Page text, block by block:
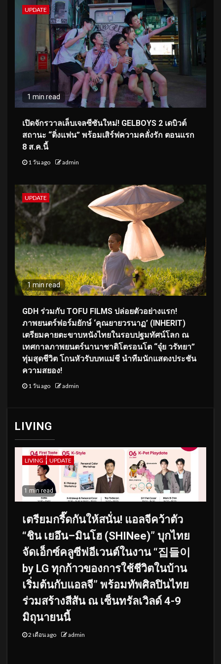
UPDATE
1 min read
เปิดจักรวาลเล็บเจลซีซันใหม่! GELBOYS 2 เดบิวต์
สถานะ “ติ่งแฟน” พร้อมเสิร์ฟความคลั่งรัก ตอนแรก
8 ส.ค.นี้
1 วัน ago admin
UPDATE
1 min read
GDH ร่วมกับ TOFU FILMS ปล่อยตัวอย่างแรก!
ภาพยนตร์ฟอร์มยักษ์ ‘คุณยายวรนาฏ’ (INHERIT)
เตรียมคายตะขาบหนังไทยในรอบปฐมทัศน์โลก ณ
เทศกาลภาพยนตร์นานาชาติโตรอนโต “จุ๋ย วรัทยา”
ทุ่มสุดชีวิต โกนหัวรับบทแม่ชี นำทีมนักแสดงประชัน
ความสยอง!
1 วัน ago admin
LIVING
LIVING UPDATE
1 min read
เตรียมกรี๊ดกันให้สนั่น! แอลจีคว้าตัว
“ชิน เยอึน–มินโฮ (SHINee)” บุกไทย
จัดเอ็กซ์คลูซีฟอีเวนต์ในงาน “집들이
by LG ทุกก้าวของการใช้ชีวิตในบ้าน
เริ่มต้นกับแอลจี” พร้อมทัพศิลปินไทย
ร่วมสร้างสีสัน ณ เซ็นทรัลเวิลด์ 4-9
มิถุนายนนี้
2 เดือน ago admin